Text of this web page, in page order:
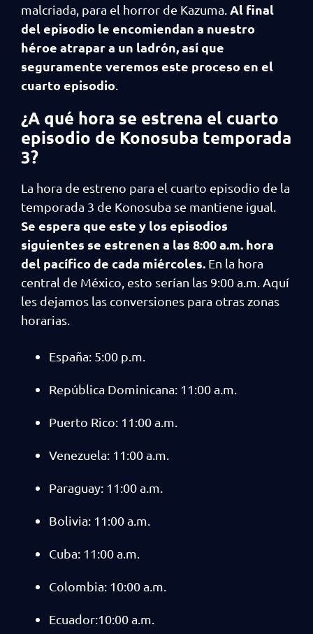
malcriada, para el horror de Kazuma. Al final
del episodio le encomiendan a nuestro
héroe atrapar a un ladrón, así que
seguramente veremos este proceso en el
cuarto episodio
¿A qué hora se estrena el cuarto
episodio de Konosuba temporada
3?
La hora de estreno para el cuarto episodio de la
temporada 3 de Konosuba se mantiene igual.
Se espera que este y los episodios
siguientes se estrenen a las 8:00 a.m. hora
del pacífico de cada miércoles. En la hora
central de México, esto serían las 9:00 a.m. Aquí
les dejamos las conversiones para otras zonas
horarias.
España: 5:00 p.m.
República Dominicana: 11:00 a.m.
Puerto Rico: 11:00 a.m.
Venezuela: 11:00 a.m.
Paraguay: 11:00 a.m.
Bolivia: 11:00 a.m.
Cuba: 11:00 a.m.
Colombia: 10:00 a.m.
Ecuador:10:00 a.m.